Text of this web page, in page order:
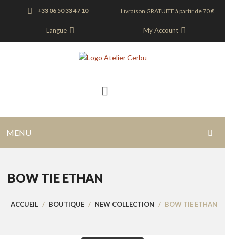
+33 06 50 33 47 10 Livraison GRATUITE à partir de 70 €
Langue My Account
MENU
BLOG
BOUTIQUE
BOW TIE ETHAN
ACCUEIL / BOUTIQUE / NEW COLLECTION / BOW TIE ETHAN